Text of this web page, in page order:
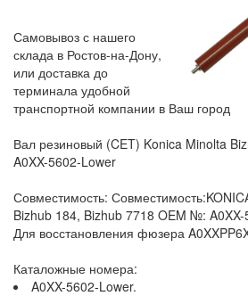
Самовывоз с нашего
склада в Ростов-на-Дону,
или доставка до
терминала удобной
транспортной компании в Ваш город
Вал резиновый (CET) Konica Minolta
A0XX-5602-Lower
Совместимость:
Bizhub 184, Bizhub 7718 OEM №:
Для восстановления фюзера
Каталожные номера:
A0XX-5602-Lower.